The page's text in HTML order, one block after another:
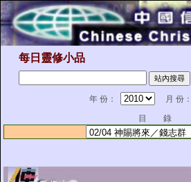
每日靈修小品
年 份：
月 份：
目 錄